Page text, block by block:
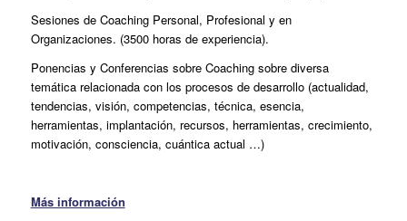
Sesiones de Coaching Personal, Profesional y en
Organizaciones. (3500 horas de experiencia).
Ponencias y Conferencias sobre Coaching sobre diversa
temática relacionada con los procesos de desarrollo (actualidad,
tendencias, visión, competencias, técnica, esencia,
herramientas, implantación, recursos, herramientas, crecimiento,
motivación, consciencia, cuántica actual …)
Más información